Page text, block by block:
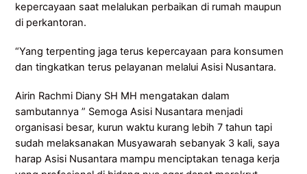
kepercayaan saat melalukan perbaikan di rumah maupun
di perkantoran.
“Yang terpenting jaga terus kepercayaan para konsumen
dan tingkatkan terus pelayanan melalui Asisi Nusantara.
Airin Rachmi Diany SH MH mengatakan dalam
sambutannya ” Semoga Asisi Nusantara menjadi
organisasi besar, kurun waktu kurang lebih 7 tahun tapi
sudah melaksanakan Musyawarah sebanyak 3 kali, saya
harap Asisi Nusantara mampu menciptakan tenaga kerja